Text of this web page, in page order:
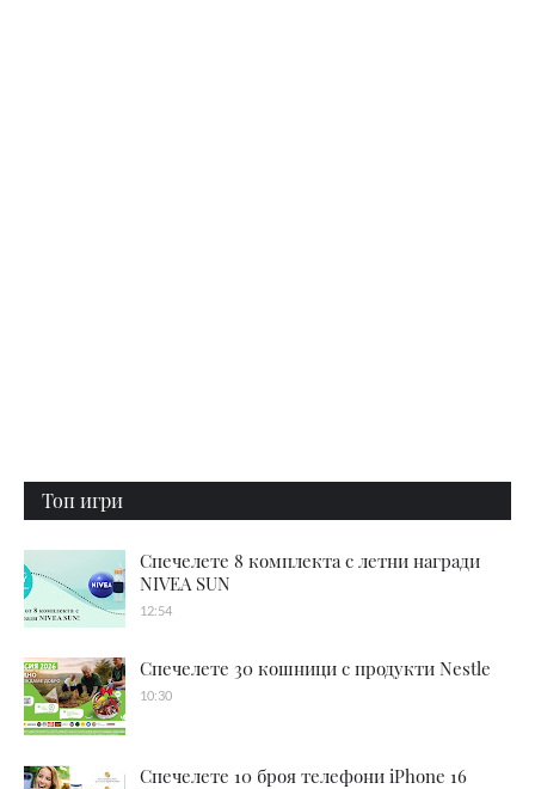
Топ игри
Спечелете 8 комплекта с летни награди
NIVEA SUN
12:54
Спечелете 30 кошници с продукти Nestle
10:30
Спечелете 10 броя телефони iPhone 16